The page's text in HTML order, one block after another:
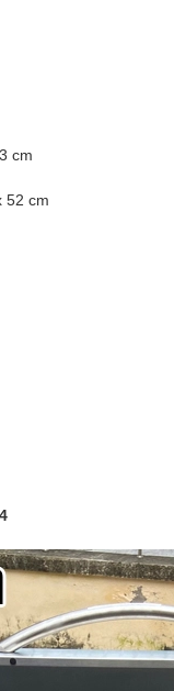
cm
52 cm